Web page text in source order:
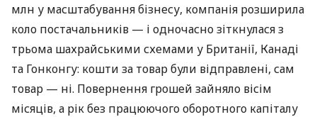
млн у масштабування бізнесу, компанія розширила
коло постачальників — і одночасно зіткнулася з
трьома шахрайськими схемами у Британії, Канаді
та Гонконгу: кошти за товар були відправлені, сам
товар — ні. Повернення грошей зайняло вісім
місяців, а рік без працюючого оборотного капіталу